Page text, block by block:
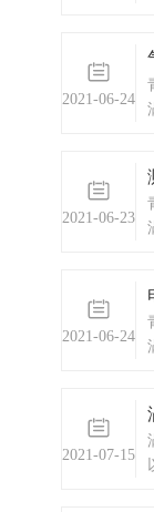
2021-06-24
2021-06-23
2021-06-24
2021-07-15